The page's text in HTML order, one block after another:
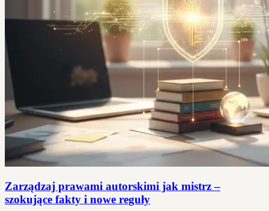
Zarządzaj prawami autorskimi jak mistrz –
szokujące fakty i nowe reguły